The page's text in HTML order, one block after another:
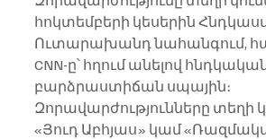
հոկտեմբերի կեսերին
Ուտարախանդ նահանգում,
CNN-ը՝ հղում անելով
բարձրաստիճան սպային։
Զորավարժությունները տեղի
«Յուդ Աբհյաս» կամ